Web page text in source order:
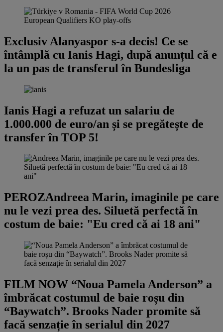
Exclusiv Alanyaspor s-a decis! Ce se
întâmplă cu Ianis Hagi, după anunțul că e
la un pas de transferul în Bundesliga
Ianis Hagi a refuzat un salariu de
1.000.000 de euro/an și se pregătește de
transfer în TOP 5!
PEROZAndreea Marin, imaginile pe care
nu le vezi prea des. Siluetă perfectă în
costum de baie: "Eu cred că ai 18 ani"
FILM NOW “Noua Pamela Anderson” a
îmbrăcat costumul de baie roșu din
“Baywatch”. Brooks Nader promite să
facă senzație în serialul din 2027